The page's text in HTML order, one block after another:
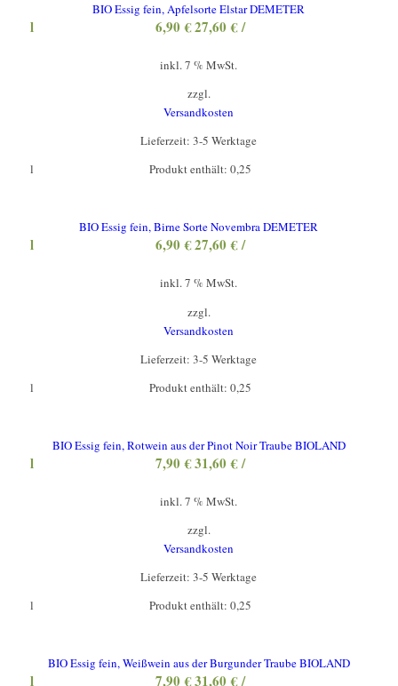
BIO Essig fein, Apfelsorte Elstar DEMETER
6,90€27,60€/
l
inkl. 7 % MwSt.
zzgl.
Versandkosten
Lieferzeit:3-5 Werktage
Produkt enthält: 0,25
l
BIO Essig fein, Birne Sorte Novembra DEMETER
6,90€27,60€/
l
inkl. 7 % MwSt.
zzgl.
Versandkosten
Lieferzeit:3-5 Werktage
Produkt enthält: 0,25
l
BIO Essig fein, Rotwein aus der Pinot Noir Traube BIOLAND
7,90€31,60€/
l
inkl. 7 % MwSt.
zzgl.
Versandkosten
Lieferzeit:3-5 Werktage
Produkt enthält: 0,25
l
BIO Essig fein, Weißwein aus der Burgunder Traube BIOLAND
7,90€31,60€/
l